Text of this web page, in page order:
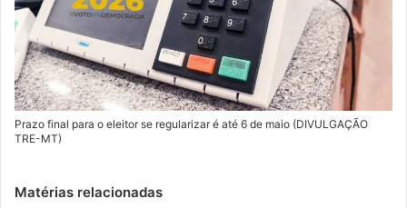
Prazo final para o eleitor se regularizar é até 6 de maio (DIVULGAÇÃO
TRE-MT)
Matérias relacionadas